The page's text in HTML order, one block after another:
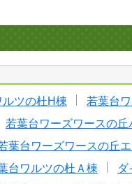
ルツの杜H棟 若葉台
若葉台ワーズワースの
葉台ワーズワースの丘
台ワルツの杜Ａ棟
ダ